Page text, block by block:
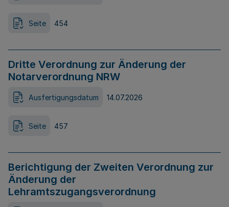
Seite 454
Dritte Verordnung zur Änderung der
Notarverordnung NRW
Ausfertigungsdatum 14.07.2026
Seite 457
Berichtigung der Zweiten Verordnung zur
Änderung der
Lehramtszugangsverordnung